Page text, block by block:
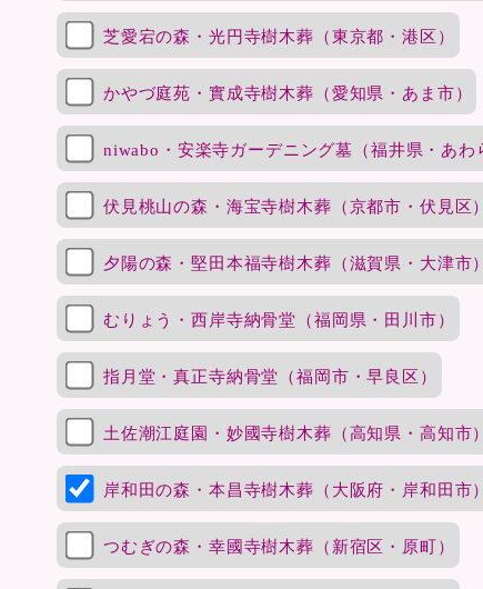
芝愛宕の森・光円寺樹木葬（東京都・港区）
かやづ庭苑・實成寺樹木葬（愛知県・あま市）
niwabo・安楽寺ガーデニング墓（福井県・あわ
伏見桃山の森・海宝寺樹木葬（京都市・伏見区
夕陽の森・堅田本福寺樹木葬（滋賀県・大津市
むりょう・西岸寺納骨堂（福岡県・田川市）
指月堂・真正寺納骨堂（福岡市・早良区）
土佐潮江庭園・妙國寺樹木葬（高知県・高知市
岸和田の森・本昌寺樹木葬（大阪府・岸和田市
つむぎの森・幸國寺樹木葬（新宿区・原町）